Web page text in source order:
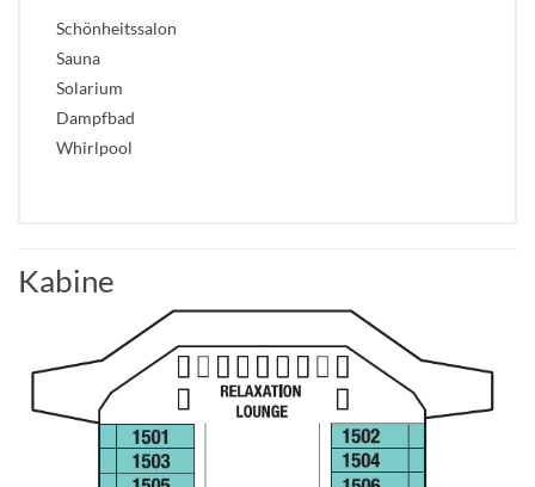
Schönheitssalon
Sauna
Solarium
Dampfbad
Whirlpool
Kabine